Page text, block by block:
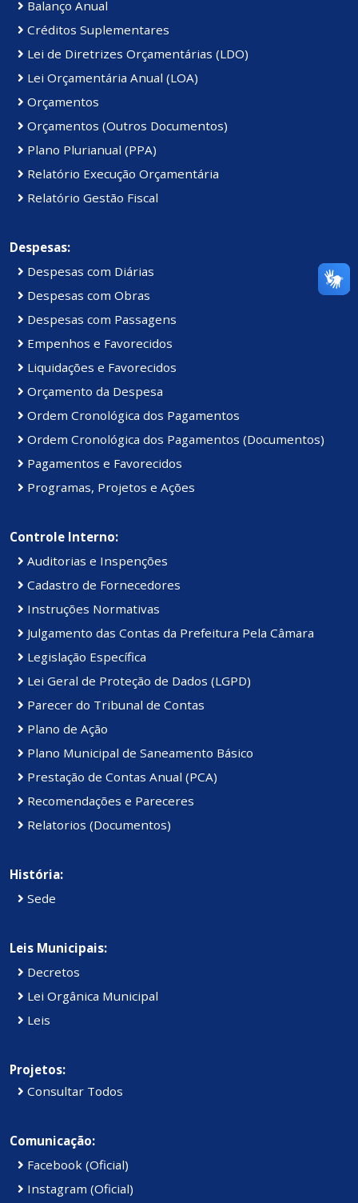
Balanço Anual
Créditos Suplementares
Lei de Diretrizes Orçamentárias (LDO)
Lei Orçamentária Anual (LOA)
Orçamentos
Orçamentos (Outros Documentos)
Plano Plurianual (PPA)
Relatório Execução Orçamentária
Relatório Gestão Fiscal
Despesas:
Despesas com Diárias
Despesas com Obras
Despesas com Passagens
Empenhos e Favorecidos
Liquidações e Favorecidos
Orçamento da Despesa
Ordem Cronológica dos Pagamentos
Ordem Cronológica dos Pagamentos (Documentos)
Pagamentos e Favorecidos
Programas, Projetos e Ações
Controle Interno:
Auditorias e Inspenções
Cadastro de Fornecedores
Instruções Normativas
Julgamento das Contas da Prefeitura Pela Câmara
Legislação Específica
Lei Geral de Proteção de Dados (LGPD)
Parecer do Tribunal de Contas
Plano de Ação
Plano Municipal de Saneamento Básico
Prestação de Contas Anual (PCA)
Recomendações e Pareceres
Relatorios (Documentos)
História:
Sede
Leis Municipais:
Decretos
Lei Orgânica Municipal
Leis
Projetos:
Consultar Todos
Comunicação:
Facebook (Oficial)
Instagram (Oficial)